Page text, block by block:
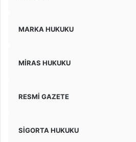
MARKA HUKUKU
MİRAS HUKUKU
RESMİ GAZETE
SİGORTA HUKUKU